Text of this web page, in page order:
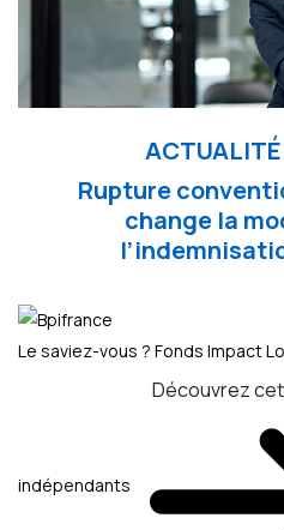
ACTUALITÉ
Rupture
change la
Le saviez-vous ? Fonds Impact
indépendants
Découvrez